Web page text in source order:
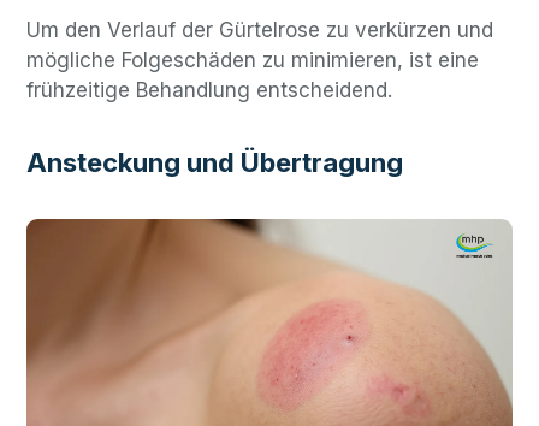
Um den Verlauf der Gürtelrose zu verkürzen und
mögliche Folgeschäden zu minimieren, ist eine
frühzeitige Behandlung entscheidend.
Ansteckung und Übertragung